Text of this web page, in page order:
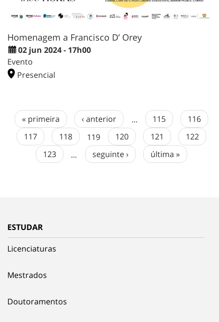
Homenagem a Francisco D’ Orey
02 jun 2024 - 17h00
Evento
Presencial
« primeira ‹ anterior … 115
116
117
118 119 120 121
122
123
… seguinte › última »
ESTUDAR
Licenciaturas
Mestrados
Doutoramentos